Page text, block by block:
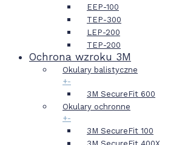
EEP-100
TEP-300
LEP-200
TEP-200
Ochrona wzroku 3M
Okulary balistyczne
+-
3M SecureFit 600
Okulary ochronne
+-
3M SecureFit 100